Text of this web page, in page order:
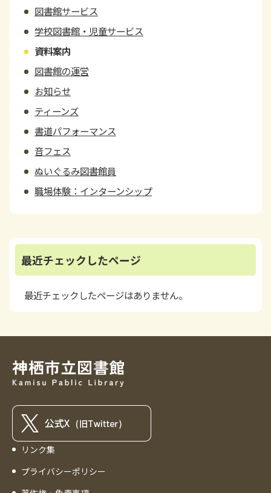
図書館サービス
学校図書館・児童サービス
資料案内
図書館の運営
お知らせ
ティーンズ
書道パフォーマンス
音フェス
ぬいぐるみ図書館員
職場体験：インターンシップ
最近チェックしたページ
最近チェックしたページはありません。
リンク集
プライバシーポリシー